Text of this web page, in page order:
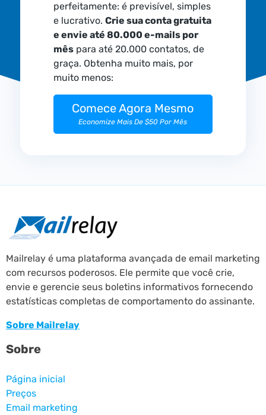
perfeitamente: é previsível, simples
e lucrativo. Crie sua conta gratuita
e envie até 80.000 e-mails por
mêspara até 20.000 contatos, de
graça. Obtenha muito mais, por
muito menos:
Comece Agora Mesmo
Economize Mais De $50 Por Mês
Mailrelay é uma plataforma avançada de email marketing
com recursos poderosos. Ele permite que você crie,
envie e gerencie seus boletins informativos fornecendo
estatísticas completas de comportamento do assinante.
Sobre Mailrelay
Sobre
Página inicial
Preços
Email marketing